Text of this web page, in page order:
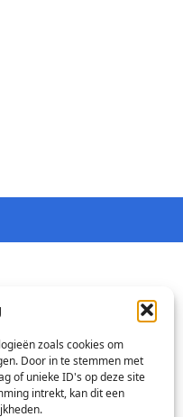
zoals cookies om
Door in te stemmen met
of unieke ID's op deze site
intrekt, kan dit een